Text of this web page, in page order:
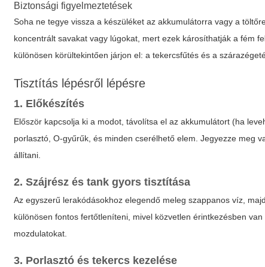
Biztonsági figyelmeztetések
Soha ne tegye vissza a készüléket az akkumulátorra vagy a
koncentrált savakat vagy lúgokat, mert ezek károsíthatják a fém
különösen körültekintően járjon el: a tekercsfűtés és a
Tisztítás lépésről lépésre
1. Előkészítés
Először kapcsolja ki a modot, távolítsa el az akkumulátort (ha
porlasztó, O-gyűrűk, és minden cserélhető elem. Jegyezze meg
állítani.
2. Szájrész és tank gyors tisztítása
Az egyszerű lerakódásokhoz elegendő meleg szappanos víz,
különösen fontos fertőtleníteni, mivel közvetlen érintkezésben
mozdulatokat.
3. Porlasztó és tekercs kezelése